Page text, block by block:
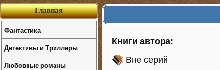
Книги автора:
Вне серий
Главная
Фантастика
Детективы и Триллеры
Любовные романы